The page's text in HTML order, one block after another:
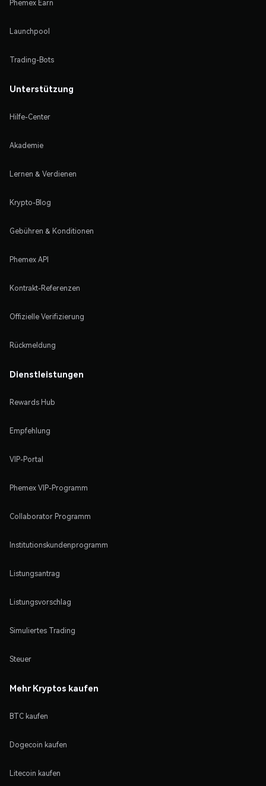
Phemex Earn
Launchpool
Trading-Bots
Unterstützung
Hilfe-Center
Akademie
Lernen & Verdienen
Krypto-Blog
Gebühren & Konditionen
Phemex API
Kontrakt-Referenzen
Offizielle Verifizierung
Rückmeldung
Dienstleistungen
Rewards Hub
Empfehlung
VIP-Portal
Phemex VIP-Programm
Collaborator Programm
Institutionskundenprogramm
Listungsantrag
Listungsvorschlag
Simuliertes Trading
Steuer
Mehr Kryptos kaufen
BTC kaufen
Dogecoin kaufen
Litecoin kaufen